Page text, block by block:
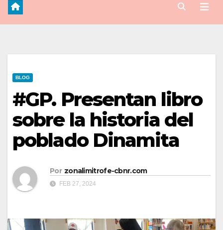
BLOG
#GP. Presentan libro
sobre la historia del
poblado Dinamita
Por zonalimitrofe-cbnr.com
FEB 27, 2024